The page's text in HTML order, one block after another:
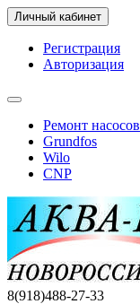
Личный кабинет
Регистрация
Авторизация
Ремонт насосов
Grundfos
Wilo
CNP
8(918)488-27-33